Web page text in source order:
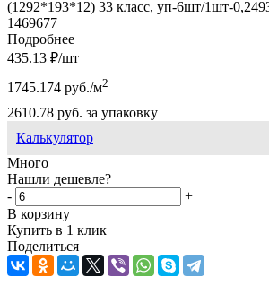
(1292*193*12) 33 класс, уп-6шт/1шт-
1469677
Подробнее
435.13 ₽/шт
1745.174 руб./м2
2610.78 руб. за упаковку
Калькулятор
Много
Нашли дешевле?
-
+
В корзину
Купить в 1 клик
Поделиться